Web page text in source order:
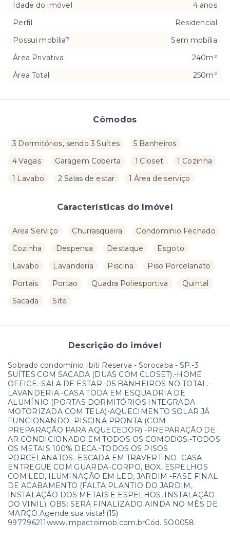
Cômodos
3 Dormitórios, sendo 3 Suítes
5 Banheiros
4 Vagas
Garagem Coberta 1 Closet
1 Cozinha
1 Lavabo
2 Salas de estar 1 Área de serviço
Características do Imóvel
Area Serviço Churrasqueira
Condominio Fechado
Cozinha
Despensa Destaque
Esgoto
Lavabo
Lavanderia Piscina
Piso Porcelanato
Portais
Portao Quadra Poliesportiva
Quintal
Sacada
Site
Descrição do imóvel
Sobrado condomínio Ibiti Reserva - Sorocaba - SP.-3
SUÍTES COM SACADA (DUAS COM CLOSET).-HOME
OFFICE.-SALA DE ESTAR.-05 BANHEIROS NO TOTAL.-
LAVANDERIA.-CASA TODA EM ESQUADRIA DE
ALUMÍNIO (PORTAS DORMITÓRIOS INTEGRADA
MOTORIZADA COM TELA)-AQUECIMENTO SOLAR JÁ
FUNCIONANDO.-PISCINA PRONTA (COM
PREPARAÇÃO PARA AQUECEDOR).-PREPARAÇÃO DE
AR CONDICIONADO EM TODOS OS COMODOS.-TODOS
OS METAIS 100% DECA.-TODOS OS PISOS
PORCELANATOS.-ESCADA EM TRAVERTINO.-CASA
ENTREGUE COM GUARDA-CORPO, BOX, ESPELHOS
COM LED, ILUMINAÇÃO EM LED, JARDIM.-FASE FINAL
DE ACABAMENTO (FALTA PLANTIO DO JARDIM,
INSTALAÇÃO DOS METAIS E ESPELHOS, INSTALAÇÃO
DO VINIL). OBS: SERÁ FINALIZADO AINDA NO MÊS DE
MARÇO.Agende sua vista!!(15)
997796211www.impactoimob.com.brCód. SO0058
Idade do imóvel
4 anos
Perfil
Residencial
Possui mobília?
Sem mobília
Área Privativa
240m²
Área Total
250m²